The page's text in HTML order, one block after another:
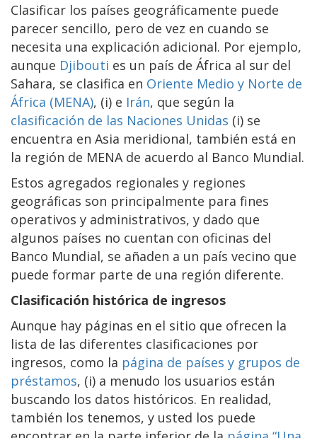
Clasificar los países geográficamente puede
parecer sencillo, pero de vez en cuando se
necesita una explicación adicional. Por ejemplo,
aunque Djibouti es un país de África al sur del
Sahara, se clasifica en Oriente Medio y Norte de
África (MENA), (i) e Irán, que según la
clasificación de las Naciones Unidas (i) se
encuentra en Asia meridional, también está en
la región de MENA de acuerdo al Banco Mundial.
Estos agregados regionales y regiones
geográficas son principalmente para fines
operativos y administrativos, y dado que
algunos países no cuentan con oficinas del
Banco Mundial, se añaden a un país vecino que
puede formar parte de una región diferente.
Clasificación histórica de ingresos
Aunque hay páginas en el sitio que ofrecen la
lista de las diferentes clasificaciones por
ingresos, como la página de países y grupos de
préstamos, (i) a menudo los usuarios están
buscando los datos históricos. En realidad,
también los tenemos, y usted los puede